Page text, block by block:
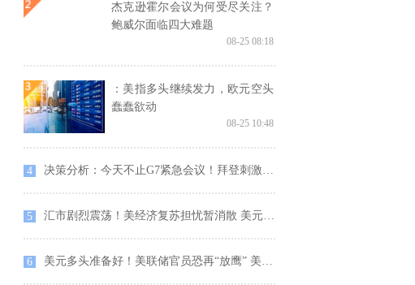
杰克逊霍尔会议为何受尽关注？
鲍威尔面临四大难题
08-25 08:18
：美指多头继续发力，欧元空头
蠢蠢欲动
08-25 10:48
4 决策分析：今天不止G7紧急会议！拜登刺激法案也会有最新消息 美元跌破93只是修正性下跌？
5 汇市剧烈震荡！美经济复苏担忧暂消散 美元疲软再贬 英镑、欧元、澳元联手吹响反攻号角 人民币中间价上调77基点
6 美元多头准备好！美联储官员恐再“放鹰” 美元指数、欧元、英镑、日元、澳元和人民币最新技术前景分析